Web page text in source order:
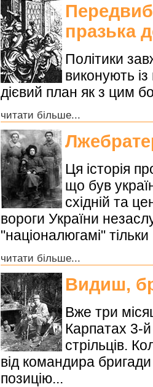
празька
Політики
виконують
дієвий план як з цим
читати більше...
Ця історія
що був
східній та
вороги України
"націоналюгамі"
читати більше...
Видиш,
Вже три
Карпатах 3-й
стрільців.
від командира
позицію...